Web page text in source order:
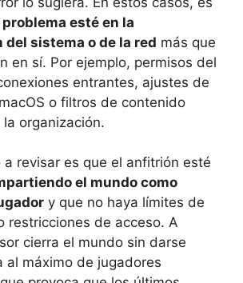
problema esté en la
sistema o de la red más que
en sí. Por ejemplo, permisos del
entrantes, ajustes de
o filtros de contenido
organización.
a revisar es que el anfitrión esté
el mundo como
y que no haya límites de
restricciones de acceso. A
cierra el mundo sin darse
al máximo de jugadores